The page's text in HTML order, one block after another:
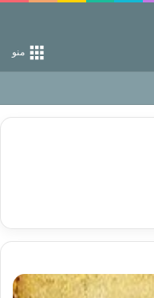
منو
از راه خداست‌!